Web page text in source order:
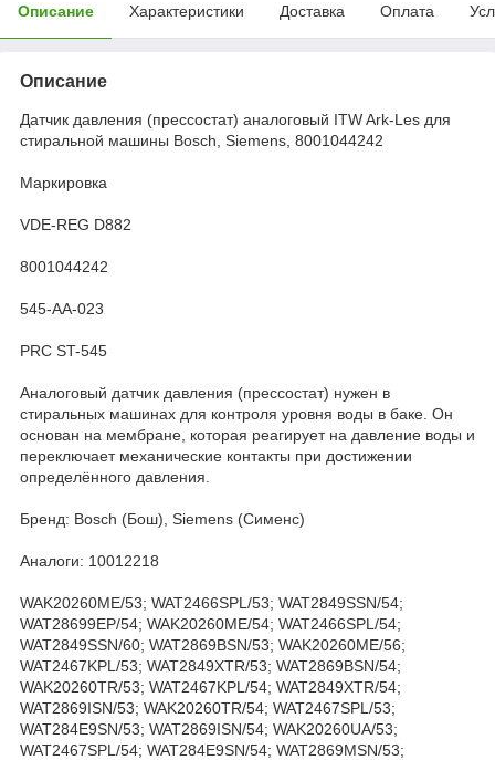
Описание Характеристики Доставка Оплата
Описание
Датчик давления (прессостат) аналоговый ITW Ark-Les для
стиральной машины Bosch, Siemens, 8001044242
Маркировка
VDE-REG D882
8001044242
545-AA-023
PRC ST-545
Аналоговый датчик давления (прессостат) нужен в
стиральных машинах для контроля уровня воды в баке. Он
основан на мембране, которая реагирует на давление воды и
переключает механические контакты при достижении
определённого давления.
Бренд: Bosch (Бош), Siemens (Сименс)
Аналоги: 10012218
WAK20260ME/53; WAT2466SPL/53; WAT2849SSN/54;
WAT28699EP/54; WAK20260ME/54; WAT2466SPL/54;
WAT2849SSN/60; WAT2869BSN/53; WAK20260ME/56;
WAT2467KPL/53; WAT2849XTR/53; WAT2869BSN/54;
WAK20260TR/53; WAT2467KPL/54; WAT2849XTR/54;
WAT2869ISN/53; WAK20260TR/54; WAT2467SPL/53;
WAT284E9SN/53; WAT2869ISN/54; WAK20260UA/53;
WAT2467SPL/54; WAT284E9SN/54; WAT2869MSN/53;